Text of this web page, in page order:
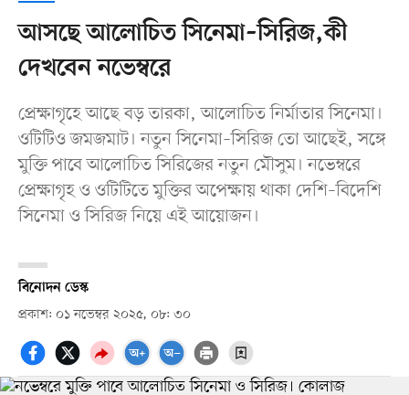
আসছে আলোচিত সিনেমা–সিরিজ,কী
দেখবেন নভেম্বরে
প্রেক্ষাগৃহে আছে বড় তারকা, আলোচিত নির্মাতার সিনেমা।
ওটিটিও জমজমাট। নতুন সিনেমা–সিরিজ তো আছেই, সঙ্গে
মুক্তি পাবে আলোচিত সিরিজের নতুন মৌসুম। নভেম্বরে
প্রেক্ষাগৃহ ও ওটিটিতে মুক্তির অপেক্ষায় থাকা দেশি–বিদেশি
সিনেমা ও সিরিজ নিয়ে এই আয়োজন।
বিনোদন ডেস্ক
প্রকাশ: ০১ নভেম্বর ২০২৫, ০৮: ৩০